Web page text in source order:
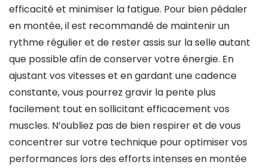
efficacité et minimiser la fatigue. Pour bien pédaler
en montée, il est recommandé de maintenir un
rythme régulier et de rester assis sur la selle autant
que possible afin de conserver votre énergie. En
ajustant vos vitesses et en gardant une cadence
constante, vous pourrez gravir la pente plus
facilement tout en sollicitant efficacement vos
muscles. N’oubliez pas de bien respirer et de vous
concentrer sur votre technique pour optimiser vos
performances lors des efforts intenses en montée